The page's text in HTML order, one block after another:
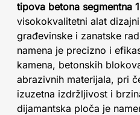
tipova betona segmentna
visokokvalitetni alat
građevinske i zanatske
namena je precizno i
kamena, betonskih
abrazivnih materijala, pri
izuzetna izdržljivost i
dijamantska ploča je